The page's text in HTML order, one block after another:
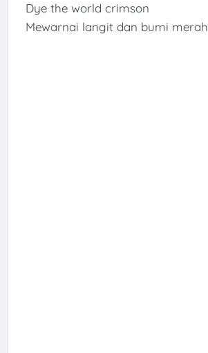
Dye the world crimson
Mewarnai langit dan bumi merah